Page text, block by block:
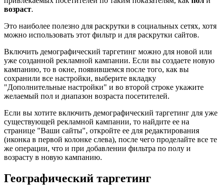
возраст.
Это наиболее полезно для раскрутки в социальных сетях, хотя
можно использовать этот фильтр и для раскрутки сайтов.
Включить демографический таргетинг можно для новой или
уже созданной рекламной кампании. Если вы создаете новую
кампанию, то в окне, появившемся после того, как вы
сохранили все настройки, выберите вкладку
"Дополнительные настройки" и во второй строке укажите
желаемый пол и диапазон возраста посетителей.
Если вы хотите включить демографический таргетинг для уже
существующей рекламной кампании, то найдите ее на
странице "Ваши сайты", откройте ее для редактирования
(иконка в первой колонке слева), после чего проделайте все те
же операции, что и при добавлении фильтра по полу и
возрасту в новую кампанию.
Географический таргетинг